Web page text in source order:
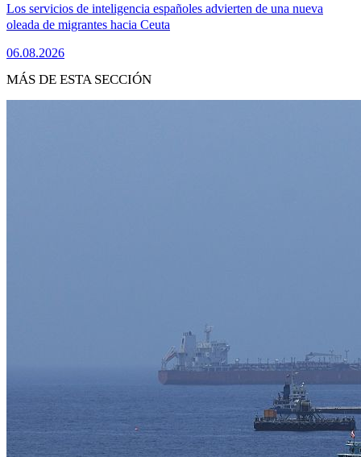
Los servicios de inteligencia españoles advierten de una nueva
oleada de migrantes hacia Ceuta
06.08.2026
MÁS DE ESTA SECCIÓN